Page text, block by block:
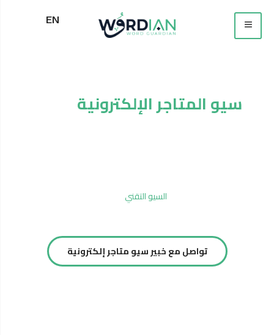
EN
سيو المتاجر الإلكترونيةلزيادة
السيو التقني
تواصل مع خبير سيو متاجر إلكترونية